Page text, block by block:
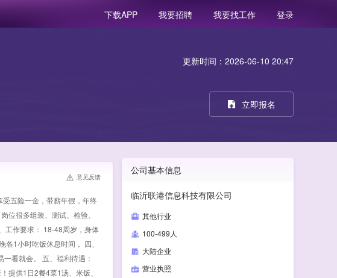
下载APP 我要招聘 我要找工作 登录
意见反馈
五险一金，带薪年假，年终
位很多组装、测试、检验、
工作要求： 18-48周岁，身体
1小时吃饭休息时间， 四、
看就会。 五、福利待遇：
提供1日2餐4菜1汤、米饭、
更新时间：2026-06-10 20:47
立即报名
公司基本信息
临沂联港信息科技有限公司
其他行业
100-499人
大陆企业
营业执照